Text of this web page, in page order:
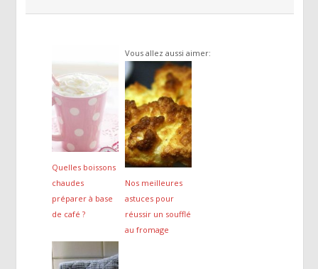
Vous allez aussi aimer:
Quelles boissons
chaudes
préparer à base
de café ?
Nos meilleures
astuces pour
réussir un soufflé
au fromage